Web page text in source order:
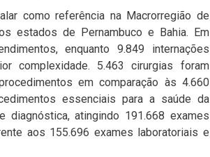
como referência na Macrorregião de
estados de Pernambuco e Bahia. Em
enquanto 9.849 internações
complexidade. 5.463 cirurgias foram
em comparação às 4.660
essenciais para a saúde da
diagnóstica, atingindo 191.668 exames
aos 155.696 exames laboratoriais e